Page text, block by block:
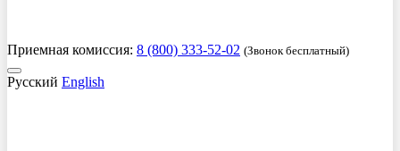
Приемная комиссия: 8 (800) 333-52-02 (Звонок бесплатный)
Русский English